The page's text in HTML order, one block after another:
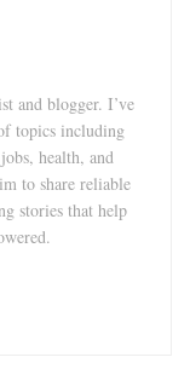
and blogger. I’ve
topics including
health, and
to share reliable
stories that help